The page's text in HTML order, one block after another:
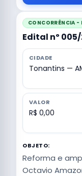
CONCORRÊNCIA -
Edital nº
CIDADE
Tonantins —
VALOR
R$ 0,00
OBJETO:
Reforma e
Octavio